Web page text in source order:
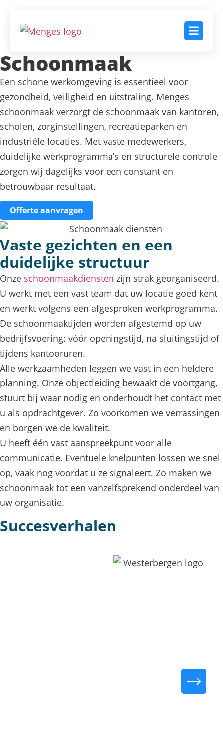
Schoonmaak
Een schone werkomgeving is essentieel voor
gezondheid, veiligheid en uitstraling. Menges
schoonmaak verzorgt de schoonmaak van kantoren,
scholen, zorginstellingen, recreatieparken en
industriële locaties. Met vaste medewerkers,
duidelijke werkprogramma’s en structurele controle
zorgen wij dagelijks voor een constant en
betrouwbaar resultaat.
Offerte aanvragen
Vaste gezichten en een
duidelijke structuur
Onze schoonmaakdiensten zijn strak georganiseerd.
U werkt met een vast team dat uw locatie goed kent
en werkt volgens een afgesproken werkprogramma.
De schoonmaaktijden worden afgestemd op uw
bedrijfsvoering: vóór openingstijd, na sluitingstijd of
tijdens kantooruren.
Alle werkzaamheden leggen we vast in een heldere
planning. Onze objectleiding bewaakt de voortgang,
stuurt bij waar nodig en onderhoudt het contact met
u als opdrachtgever. Zo voorkomen we verrassingen
en borgen we de kwaliteit.
U heeft één vast aanspreekpunt voor alle
communicatie. Eventuele knelpunten lossen we snel
op, vaak nog voordat u ze signaleert. Zo maken we
schoonmaak tot een vanzelfsprekend onderdeel van
uw organisatie.
Succesverhalen